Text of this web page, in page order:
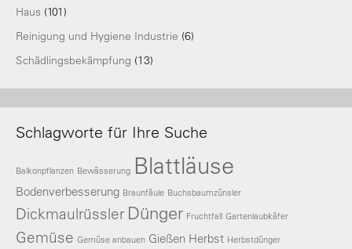
Haus (101)
Reinigung und Hygiene Industrie (6)
Schädlingsbekämpfung (13)
Schlagworte für Ihre Suche
Balkonpflanzen Bewässerung Blattläuse
Bodenverbesserung Braunfäule Buchsbaumzünsler
Dickmaulrüssler Dünger Fruchtfall Gartenlaubkäfer
Gemüse Gemüse anbauen Gießen Herbst Herbstdünger